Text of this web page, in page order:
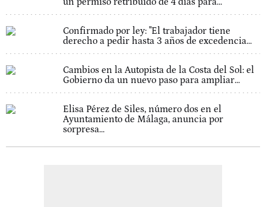
Confirmado por ley: "El trabajador tiene
derecho a pedir hasta 3 años de excedencia...
Cambios en la Autopista de la Costa del Sol: el
Gobierno da un nuevo paso para ampliar...
Elisa Pérez de Siles, número dos en el
Ayuntamiento de Málaga, anuncia por
sorpresa...